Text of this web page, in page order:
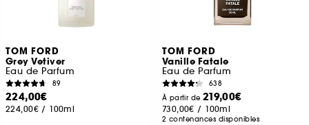
TOM FORD
Grey Vetiver
Eau de Parfum
89
224,00€
224,00€ / 100ml
TOM FORD
Vanille Fatale
Eau de Parfum
638
À partir de 219,00€
730,00€ / 100ml
2 contenances disponibles